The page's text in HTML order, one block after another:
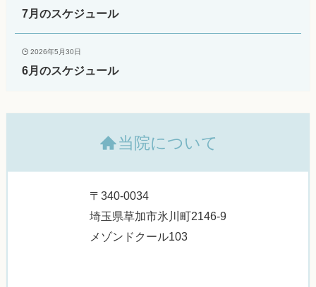
7月のスケジュール
2026年5月30日
6月のスケジュール
当院について
〒340-0034
埼玉県草加市氷川町2146-9
メゾンドクール103